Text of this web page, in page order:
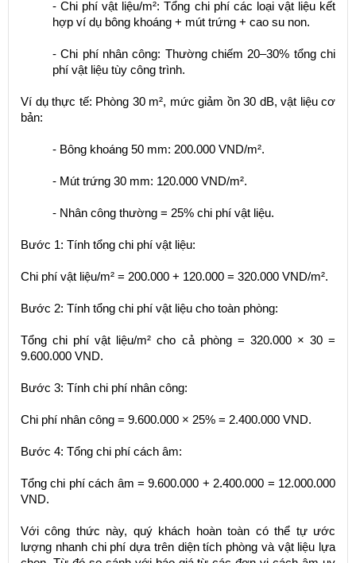
- Chi phí vật liệu/m²: Tổng chi phí các loại vật liệu kết
hợp ví dụ bông khoáng + mút trứng + cao su non.
- Chi phí nhân công: Thường chiếm 20–30% tổng chi
phí vật liệu tùy công trình.
Ví dụ thực tế: Phòng 30 m², mức giảm ồn 30 dB, vật liệu cơ
bản:
- Bông khoáng 50 mm: 200.000 VND/m².
- Mút trứng 30 mm: 120.000 VND/m².
- Nhân công thường = 25% chi phí vật liệu.
Bước 1: Tính tổng chi phí vật liệu:
Chi phí vật liệu/m² = 200.000 + 120.000 = 320.000 VND/m².
Bước 2: Tính tổng chi phí vật liệu cho toàn phòng:
Tổng chi phí vật liệu/m² cho cả phòng = 320.000 × 30 =
9.600.000 VND.
Bước 3: Tính chi phí nhân công:
Chi phí nhân công = 9.600.000 × 25% = 2.400.000 VND.
Bước 4: Tổng chi phí cách âm:
Tổng chi phí cách âm = 9.600.000 + 2.400.000 = 12.000.000
VND.
Với công thức này, quý khách hoàn toàn có thể tự ước
lượng nhanh chi phí dựa trên diện tích phòng và vật liệu lựa